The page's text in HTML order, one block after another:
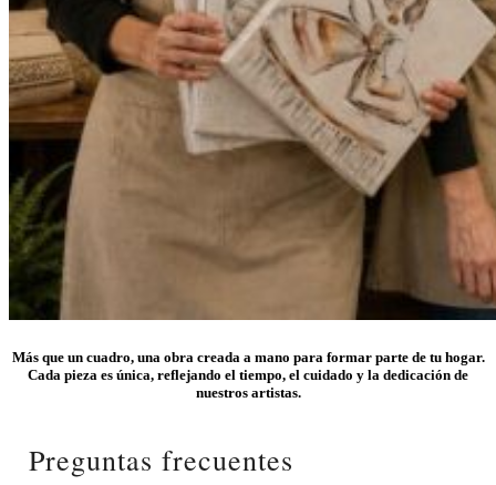
Más que un cuadro, una obra creada a mano para formar parte de tu hogar.
Cada pieza es única, reflejando el tiempo, el cuidado y la dedicación de
nuestros artistas.
Preguntas frecuentes